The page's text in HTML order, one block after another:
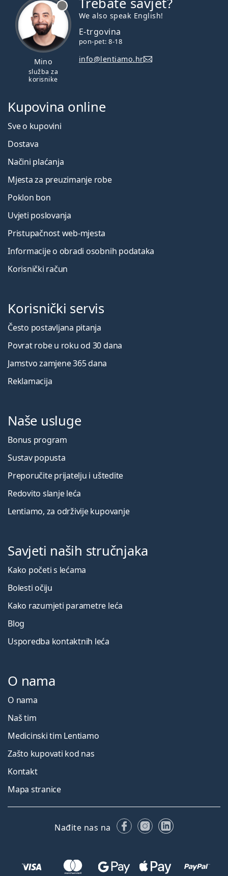
Mino
služba za
korisnike
We also speak English!
E-trgovina
pon-pet: 8-18
info@lentiamo.hr
Kupovina online
Sve o kupovini
Dostava
Načini plaćanja
Mjesta za preuzimanje robe
Poklon bon
Uvjeti poslovanja
Pristupačnost web-mjesta
Informacije o obradi osobnih podataka
Korisnički račun
Korisnički servis
Često postavljana pitanja
Povrat robe u roku od 30 dana
Jamstvo zamjene 365 dana
Reklamacija
Naše usluge
Bonus program
Sustav popusta
Preporučite prijatelju i uštedite
Redovito slanje leća
Lentiamo, za održivije kupovanje
Savjeti naših stručnjaka
Kako početi s lećama
Bolesti očiju
Kako razumjeti parametre leća
Blog
Usporedba kontaktnih leća
O nama
O nama
Naš tim
Medicinski tim Lentiamo
Zašto kupovati kod nas
Kontakt
Mapa stranice
Nađite nas na FacebookuInstagramu
LinkedIn